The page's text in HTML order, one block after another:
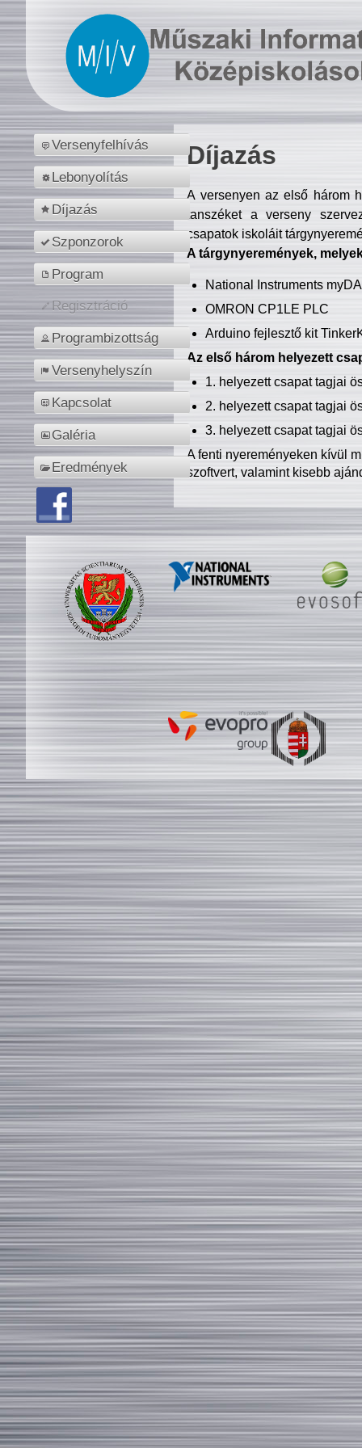
Versenyfelhívás
Lebonyolítás
Díjazás
Szponzorok
Program
Regisztráció
Programbizottság
Versenyhelyszín
Kapcsolat
Galéria
Eredmények
Díjazás
A versenyen az első három
tanszéket a verseny
csapatok iskoláit
A tárgynyeremények,
National Instruments
OMRON CP1LE PLC
Arduino fejlesztő kit
Az első három helyezett
1. helyezett csapat tagjai
2. helyezett csapat tagjai
3. helyezett csapat tagjai
A fenti nyereményeken kívül
szoftvert, valamint kisebb